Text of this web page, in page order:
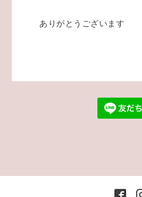
ありがとうございます